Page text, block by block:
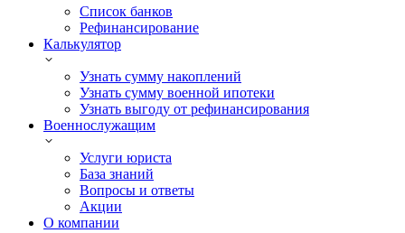
Список банков
Рефинансирование
Калькулятор
Узнать сумму накоплений
Узнать сумму военной ипотеки
Узнать выгоду от рефинансирования
Военнослужащим
Услуги юриста
База знаний
Вопросы и ответы
Акции
О компании